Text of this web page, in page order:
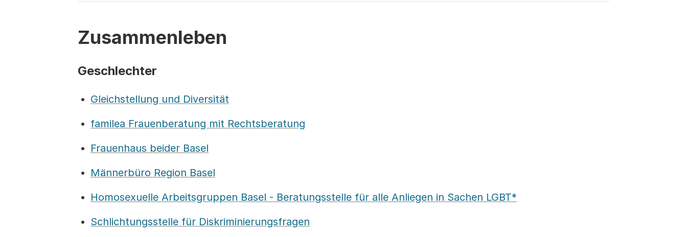
Zusammenleben
Geschlechter
Gleichstellung und Diversität
familea Frauenberatung mit Rechtsberatung
Frauenhaus beider Basel
Männerbüro Region Basel
Homosexuelle Arbeitsgruppen Basel - Beratungsstelle für alle Anliegen in Sachen LGBT*
Schlichtungsstelle für Diskriminierungsfragen